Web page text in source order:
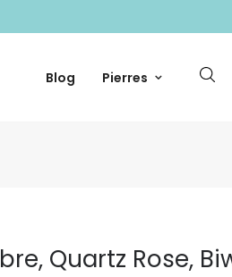
Blog Pierres
Quartz Rose,